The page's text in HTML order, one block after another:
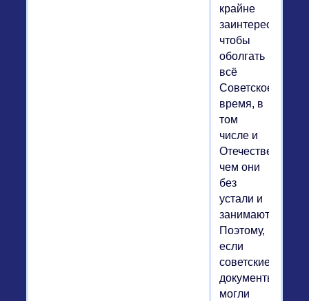
крайне
заинтересована,
чтобы
оболгать
всё
Советское
время, в
том
числе и
Отечественную,
чем они
без
устали и
занимаются.
Поэтому,
если
советские
документы
могли